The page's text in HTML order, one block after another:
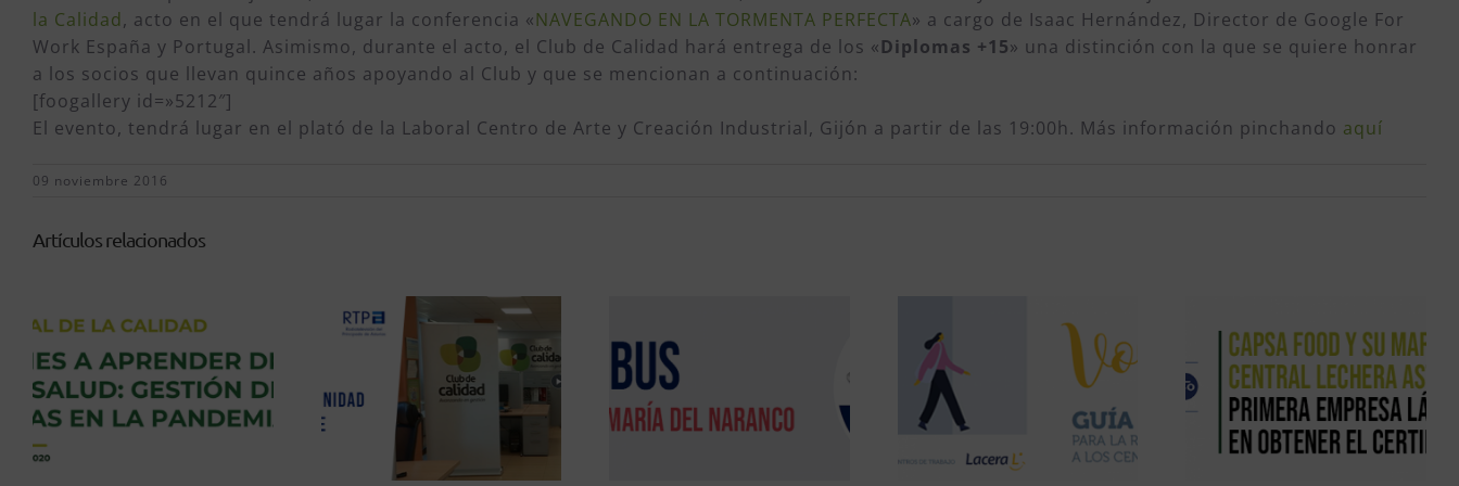
la Calidad, acto en el que tendrá lugar la conferencia «NAVEGANDO EN LA TORMENTA PERFECTA» a cargo de Isaac Hernández, Director de Google For
Work España y Portugal. Asimismo, durante el acto, el Club de Calidad hará entrega de los «Diplomas +15» una distinción con la que se quiere honrar
a los socios que llevan quince años apoyando al Club y que se mencionan a continuación:
[foogallery id=»5212″]
El evento, tendrá lugar en el plató de la Laboral Centro de Arte y Creación Industrial, Gijón a partir de las 19:00h. Más información pinchando aquí
09 noviembre 2016
Artículos relacionados